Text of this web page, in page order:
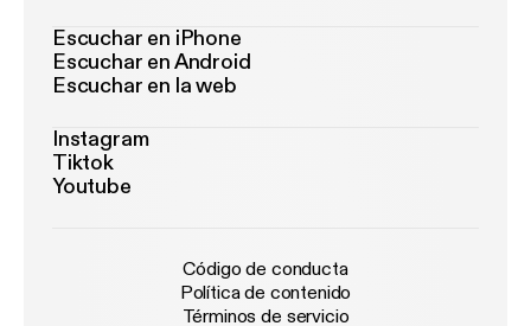
Escuchar en iPhone
Escuchar en Android
Escuchar en la web
Instagram
Tiktok
Youtube
Código de conducta
Política de contenido
Términos de servicio